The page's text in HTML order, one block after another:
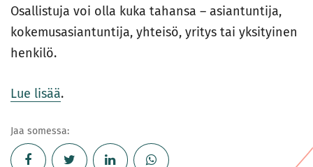
Osallistuja voi olla kuka tahansa – asiantuntija,
kokemusasiantuntija, yhteisö, yritys tai yksityinen
henkilö.
Lue lisää.
Jaa somessa: